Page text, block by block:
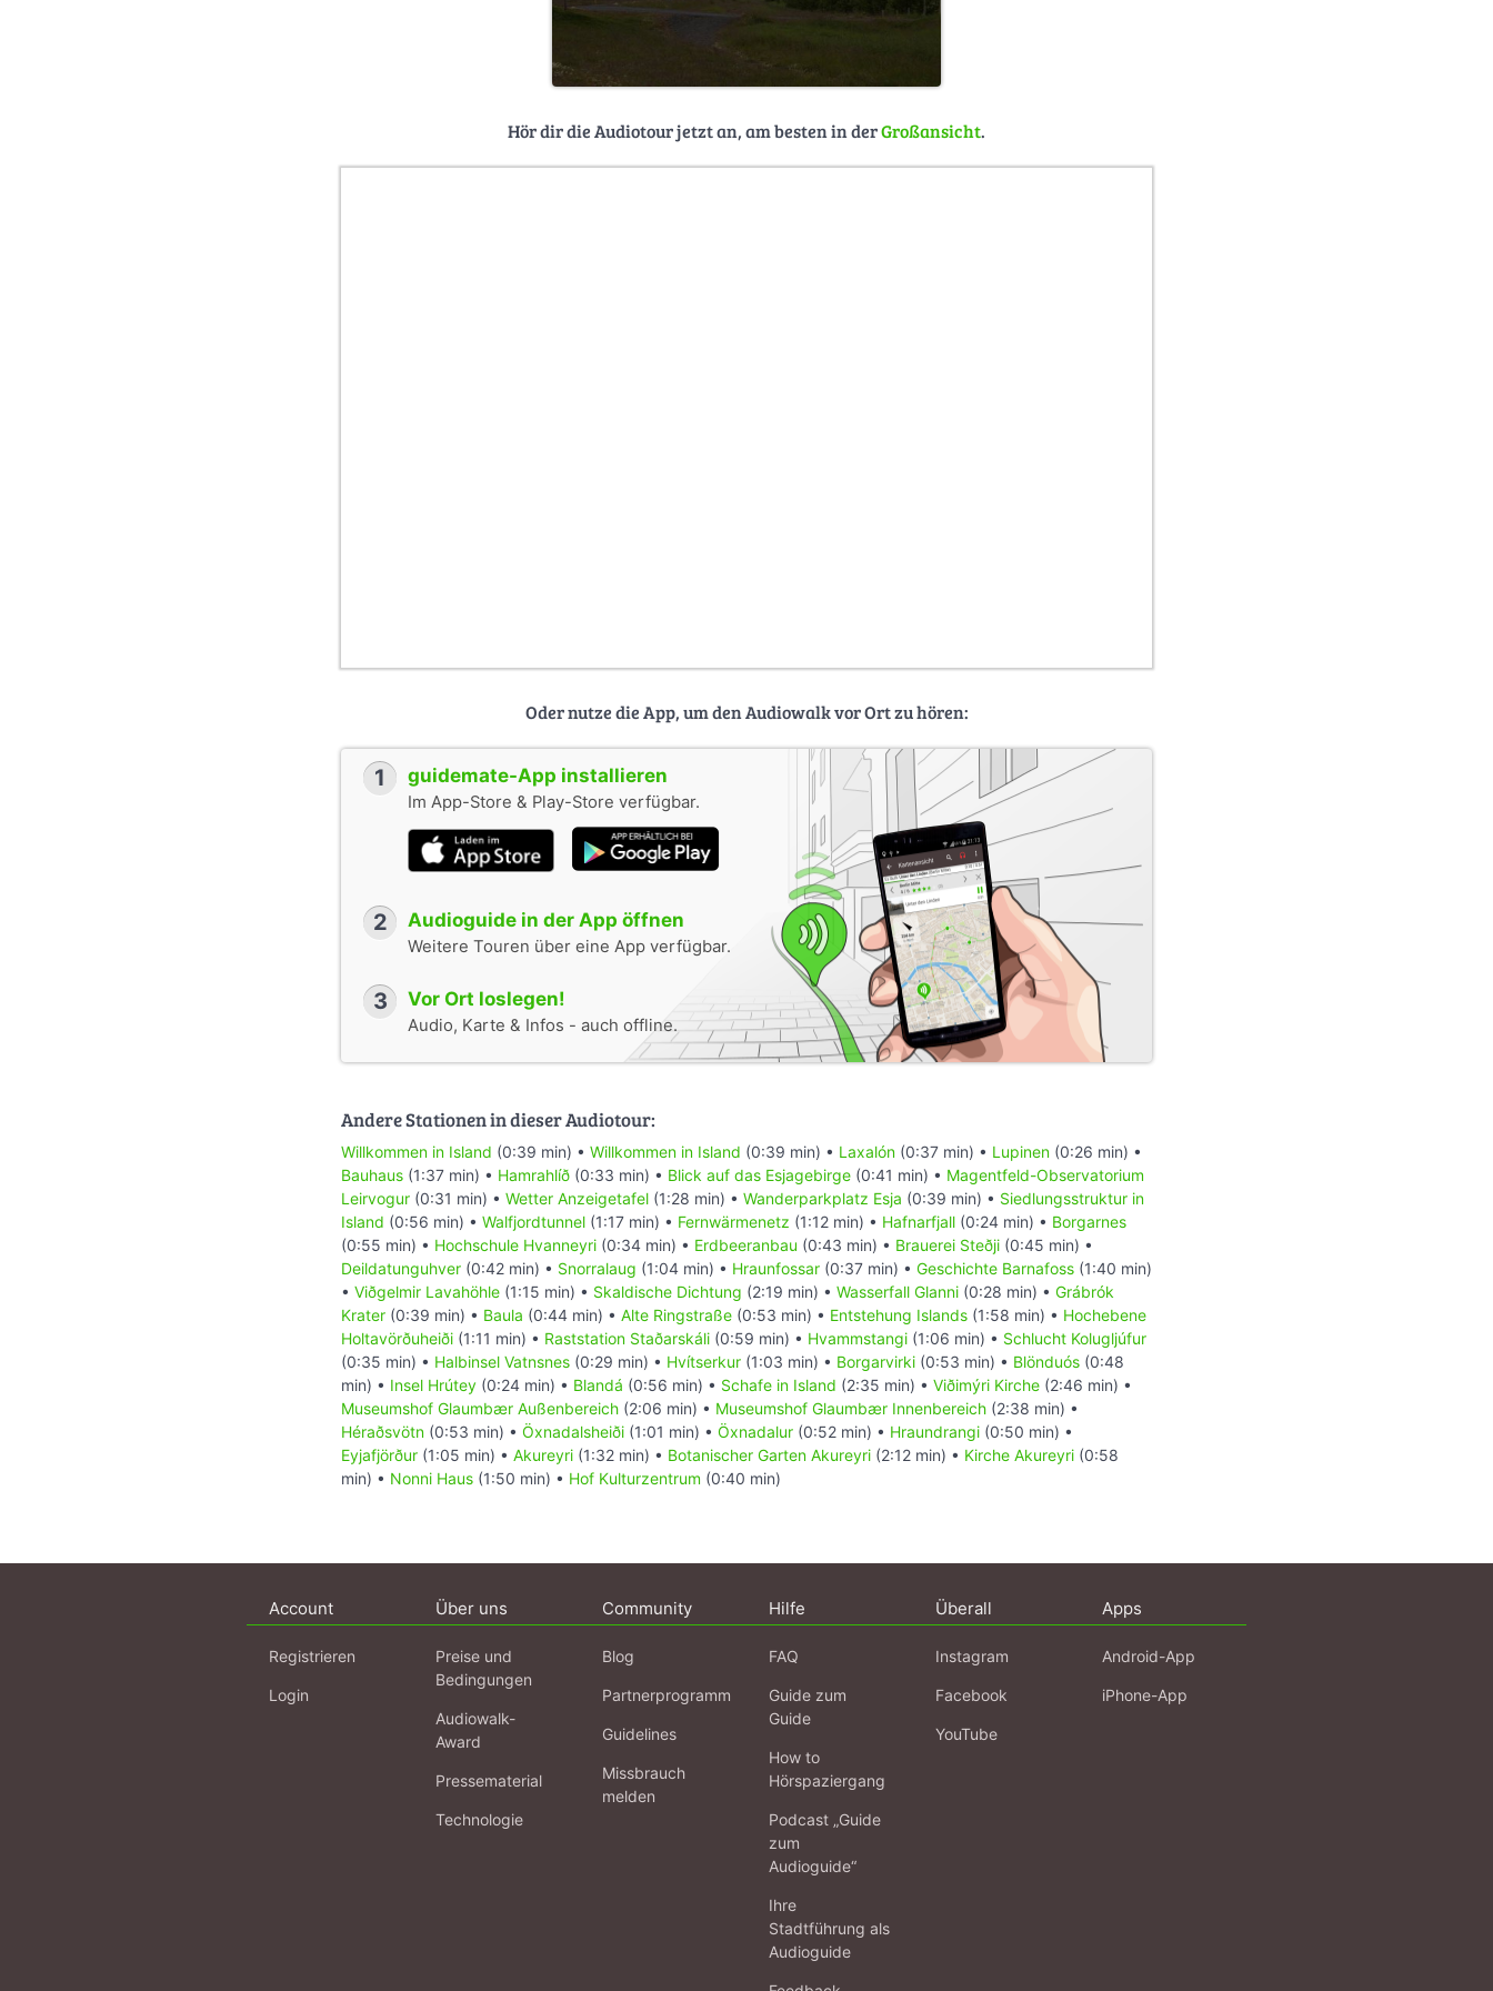
Hör dir die Audiotour jetzt an, am besten in derGroßansicht.
Oder nutze die App, um den Audiowalk vor Ort zu hören:
1 guidemate-App installieren
Im App-Store & Play-Store verfügbar.
2 Audioguide in der App öffnen
Weitere Touren über eine App verfügbar.
3 Vor Ort loslegen!
Audio, Karte & Infos - auch offline.
Andere Stationen in dieser Audiotour:
Willkommen in Island (0:39 min) • Willkommen in Island (0:39 min) • Laxalón (0:37 min) • Lupinen (0:26 min) •
Bauhaus (1:37 min) • Hamrahlíð (0:33 min) • Blick auf das Esjagebirge (0:41 min) • Magentfeld-Observatorium
Leirvogur (0:31 min) • Wetter Anzeigetafel (1:28 min) • Wanderparkplatz Esja (0:39 min) • Siedlungsstruktur in
Island (0:56 min) • Walfjordtunnel (1:17 min) • Fernwärmenetz (1:12 min) • Hafnarfjall (0:24 min) • Borgarnes
(0:55 min) • Hochschule Hvanneyri (0:34 min) • Erdbeeranbau (0:43 min) • Brauerei Steðji (0:45 min) •
Deildatunguhver (0:42 min) • Snorralaug (1:04 min) • Hraunfossar (0:37 min) • Geschichte Barnafoss (1:40 min)
• Viðgelmir Lavahöhle (1:15 min) • Skaldische Dichtung (2:19 min) • Wasserfall Glanni (0:28 min) • Grábrók
Krater (0:39 min) • Baula (0:44 min) • Alte Ringstraße (0:53 min) • Entstehung Islands (1:58 min) • Hochebene
Holtavörðuheiði (1:11 min) • Raststation Staðarskáli (0:59 min) • Hvammstangi (1:06 min) • Schlucht Kolugljúfur
(0:35 min) • Halbinsel Vatnsnes (0:29 min) • Hvítserkur (1:03 min) • Borgarvirki (0:53 min) • Blönduós (0:48
min) • Insel Hrútey (0:24 min) • Blandá (0:56 min) • Schafe in Island (2:35 min) • Viðimýri Kirche (2:46 min) •
Museumshof Glaumbær Außenbereich (2:06 min) • Museumshof Glaumbær Innenbereich (2:38 min) •
Héraðsvötn (0:53 min) • Öxnadalsheiði (1:01 min) • Öxnadalur (0:52 min) • Hraundrangi (0:50 min) •
Eyjafjörður (1:05 min) • Akureyri (1:32 min) • Botanischer Garten Akureyri (2:12 min) • Kirche Akureyri (0:58
min) • Nonni Haus (1:50 min) • Hof Kulturzentrum (0:40 min)
Account
Registrieren
Login
Über uns
Preise und
Bedingungen
Audiowalk-
Award
Pressematerial
Technologie
Community
Blog
Partnerprogramm
Guidelines
Missbrauch
melden
Hilfe
FAQ
Guide zum
Guide
How to
Hörspaziergang
Podcast „Guide
zum
Audioguide“
Ihre
Stadtführung als
Audioguide
Überall
Instagram
Facebook
YouTube
Apps
Android-App
iPhone-App